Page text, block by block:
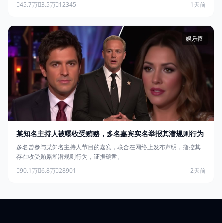
45.7万 3.5万 12345 1天前
娱乐圈
某知名主持人被曝收受贿赂，多名嘉宾实名举报其潜规则行为
多名曾参与某知名主持人节目的嘉宾，联合在网络上发布声明，指控其
存在收受贿赂和潜规则行为，证据确凿。
90.1万 6.8万 28901 2天前